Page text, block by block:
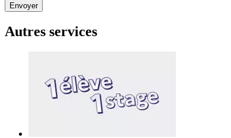
Envoyer
Autres services